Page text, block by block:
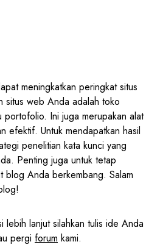
meningkatkan peringkat situs
web Anda adalah toko
Ini juga merupakan alat
efektif. Untuk mendapatkan hasil
penelitian kata kunci yang
Penting juga untuk tetap
blog Anda berkembang. Salam
lebih lanjut silahkan tulis ide Anda
pergi forum kami.